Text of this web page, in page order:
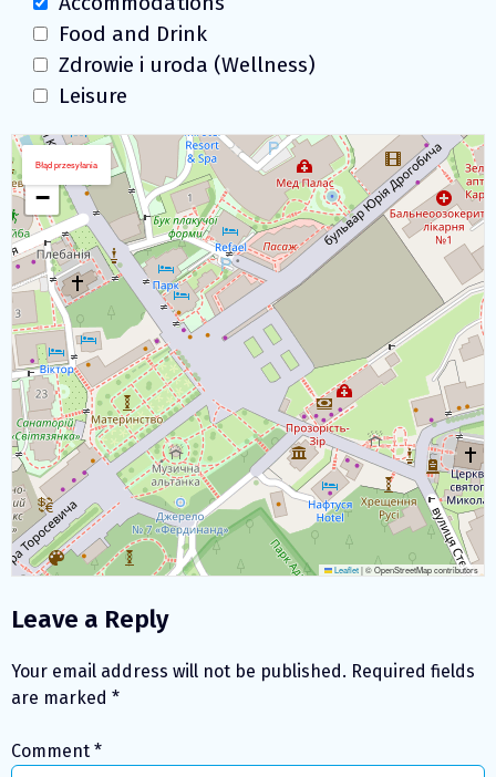
Food and Drink
Zdrowie i uroda (Wellness)
Leisure
Pobierz mapę
+
−
Leaflet|© OpenStreetMap contributors
Błąd przesyłania
Leave a Reply
Your email address will not be published. Required fields
are marked *
Comment *